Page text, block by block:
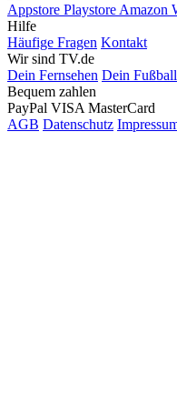
Appstore Playstore Amazon
Hilfe
Häufige Fragen Kontakt
Wir sind TV.de
Dein Fernsehen Dein Fußball
Bequem zahlen
PayPal VISA MasterCard
AGB Datenschutz